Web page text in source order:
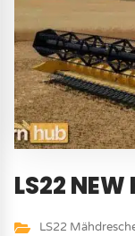
LS22
LS22